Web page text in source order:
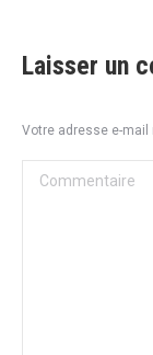
Laisser un
Votre adresse e-mail
Commentaire